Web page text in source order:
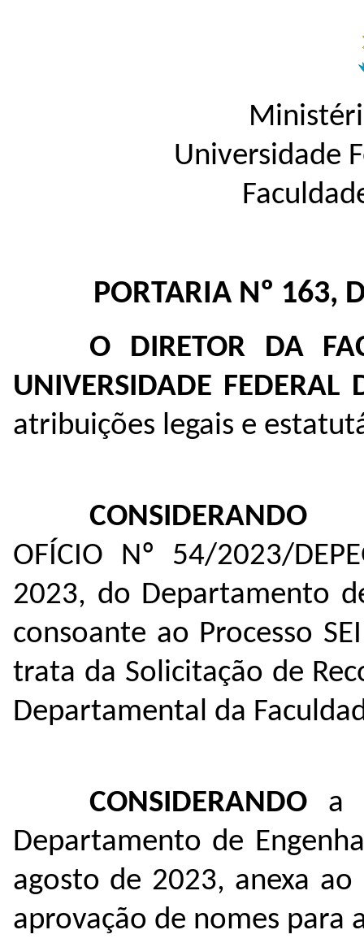
Universidade
PORTARIA Nº 163,
O DIRETOR DA
UNIVERSIDADE
atribuições legais e
CONSIDERANDO
OFÍCIO Nº 54/2023/
2023, do Departamento
consoante ao Processo
trata da Solicitação de
Departamental da
CONSIDERANDO a
Departamento de
agosto de 2023, anexa ao
aprovação de nomes para